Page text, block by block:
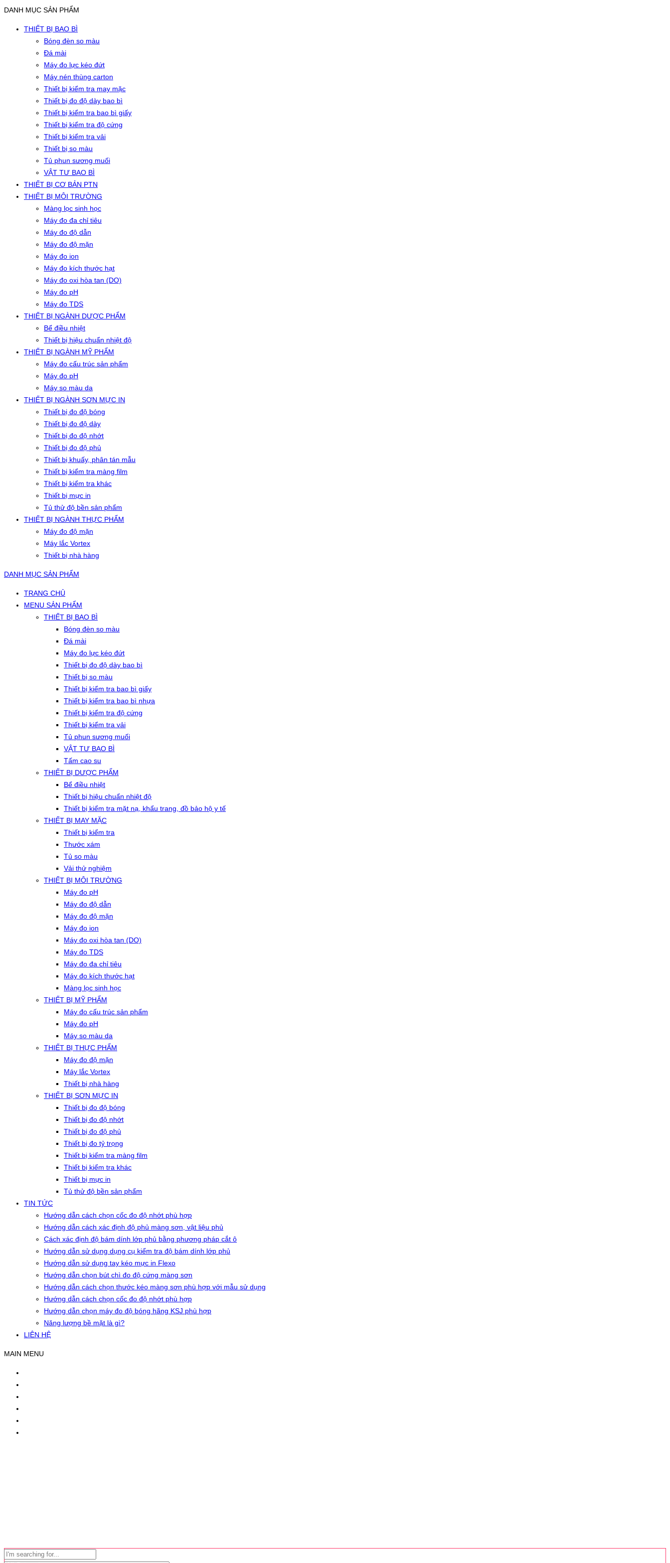
DANH MỤC SẢN PHẨM
THIẾT BỊ BAO BÌ
Bóng đèn so màu
Đá mài
Máy đo lực kéo đứt
Máy nén thùng carton
Thiết bị kiểm tra may mặc
Thiết bị đo độ dày bao bì
Thiết bị kiểm tra bao bì giấy
Thiết bị kiểm tra độ cứng
Thiết bị kiểm tra vải
Thiết bị so màu
Tủ phun sương muối
VẬT TƯ BAO BÌ
THIẾT BỊ CƠ BẢN PTN
THIẾT BỊ MÔI TRƯỜNG
Màng lọc sinh học
Máy đo đa chỉ tiêu
Máy đo độ dẫn
Máy đo độ mặn
Máy đo ion
Máy đo kích thước hạt
Máy đo oxi hòa tan (DO)
Máy đo pH
Máy đo TDS
THIẾT BỊ NGÀNH DƯỢC PHẨM
Bể điều nhiệt
Thiết bị hiệu chuẩn nhiệt độ
THIẾT BỊ NGÀNH MỸ PHẨM
Máy đo cấu trúc sản phẩm
Máy đo pH
Máy so màu da
THIẾT BỊ NGÀNH SƠN MỰC IN
Thiết bị đo độ bóng
Thiết bị đo độ dày
Thiết bị đo độ nhớt
Thiết bị đo độ phủ
Thiết bị khuấy, phân tán mẫu
Thiết bị kiểm tra màng film
Thiết bị kiểm tra khác
Thiết bị mực in
Tủ thử độ bền sản phẩm
THIẾT BỊ NGÀNH THỰC PHẨM
Máy đo độ mặn
Máy lắc Vortex
Thiết bị nhà hàng
DANH MỤC SẢN PHẨM
TRANG CHỦ
MENU SẢN PHẨM
THIẾT BỊ BAO BÌ
Bóng đèn so màu
Đá mài
Máy đo lực kéo đứt
Thiết bị đo độ dày bao bì
Thiết bị so màu
Thiết bị kiểm tra bao bì giấy
Thiết bị kiểm tra bao bì nhựa
Thiết bị kiểm tra độ cứng
Thiết bị kiểm tra vải
Tủ phun sương muối
VẬT TƯ BAO BÌ
Tấm cao su
THIẾT BỊ DƯỢC PHẨM
Bể điều nhiệt
Thiết bị hiệu chuẩn nhiệt độ
Thiết bị kiểm tra mặt nạ, khẩu trang, đồ bảo hộ y tế
THIẾT BỊ MAY MẶC
Thiết bị kiểm tra
Thước xám
Tủ so màu
Vải thử nghiệm
THIẾT BỊ MÔI TRƯỜNG
Máy đo pH
Máy đo độ dẫn
Máy đo độ mặn
Máy đo ion
Máy đo oxi hòa tan (DO)
Máy đo TDS
Máy đo đa chỉ tiêu
Máy đo kích thước hạt
Màng lọc sinh học
THIẾT BỊ MỸ PHẨM
Máy đo cấu trúc sản phẩm
Máy đo pH
Máy so màu da
THIẾT BỊ THỰC PHẨM
Máy đo độ mặn
Máy lắc Vortex
Thiết bị nhà hàng
THIẾT BỊ SƠN MỰC IN
Thiết bị đo độ bóng
Thiết bị đo độ nhớt
Thiết bị đo độ phủ
Thiết bị đo tỷ trọng
Thiết bị kiểm tra màng film
Thiết bị kiểm tra khác
Thiết bị mực in
Tủ thử độ bền sản phẩm
TIN TỨC
Hướng dẫn cách chọn cốc đo độ nhớt phù hợp
Hướng dẫn cách xác định độ phủ màng sơn, vật liệu phủ
Cách xác định độ bám dính lớp phủ bằng phương pháp cắt ô
Hướng dẫn sử dụng dụng cụ kiểm tra độ bám dính lớp phủ
Hướng dẫn sử dụng tay kéo mực in Flexo
Hướng dẫn chọn bút chì đo độ cứng màng sơn
Hướng dẫn cách chọn thước kéo màng sơn phù hợp với mẫu sử dụng
Hướng dẫn cách chọn cốc đo độ nhớt phù hợp
Hướng dẫn chọn máy đo độ bóng hãng KSJ phù hợp
Năng lượng bề mặt là gì?
LIÊN HỆ
MAIN MENU